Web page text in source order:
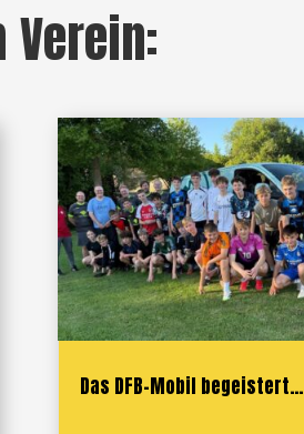
Das DFB-Mobil begeistert…